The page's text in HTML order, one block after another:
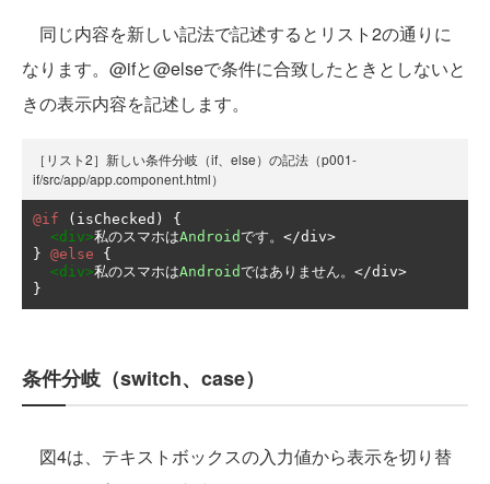
同じ内容を新しい記法で記述するとリスト2の通りに
なります。@ifと@elseで条件に合致したときとしないと
きの表示内容を記述します。
［リスト2］新しい条件分岐（if、else）の記法（p001-
if/src/app/app.component.html）
@if ( isChecked )
{
<div>私のスマホはAndroidです。</div>
} @else
{
<div>私のスマホはAndroidではありません。</div>
}
条件分岐（switch、case）
図4は、テキストボックスの入力値から表示を切り替